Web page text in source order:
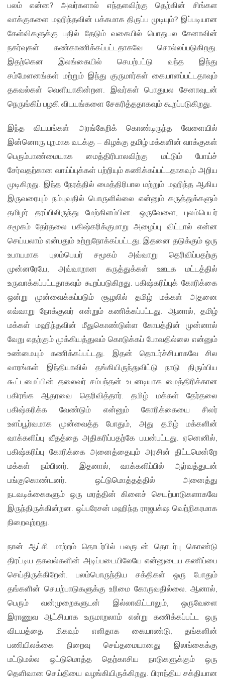
பலம் என்ன? அவர்களால் எந்தளவிற்கு தெற்கின் சிங்கள
வாக்குகளை மஹிந்தவின் பக்கமாக திருப்ப முடியும்? இப்படியான
கேள்விகளுக்கு பதில் தேடும் வகையில் பொதுபல சேனாவின்
நகர்வுகள் கண்காணிக்கப்பட்டதாகவே சொல்லப்படுகிறது.
இதற்கென இலங்கையில் செயற்பட்டு வந்த இந்து
சம்மேளனங்கள் மற்றும் இந்து குருமார்கள் கையாளப்பட்டதாவும்
தகவல்கள் வெளியாகின்றன. இவர்கள் பொதுபல சேனாவுடன்
நெருங்கிப் பழகி விடயங்களை சேகரித்ததாகவும் கூறப்படுகிறது.
இந்த விடயங்கள் அரங்கேறிக் கொண்டிருந்த வேளையில்
இன்னொரு புறமாக வடக்கு – கிழக்கு தமிழ் மக்களின் வாக்குகள்
பெரும்பாண்மையாக மைத்திரிபாலவிற்கு மட்டும் போய்ச்
சேர்வதற்கான வாய்ப்புக்கள் பற்றியும் கணிக்கப்பட்டதாகவும் அறிய
முடிகிறது. இந்த நேரத்தில் மைத்திரிபால மற்றும் மஹிந்த ஆகிய
இருவரையும் நம்புவதில் பொருளில்லை என்னும் கருத்துக்களும்
தமிழர் தரப்பிலிருந்து மேற்கிளம்பின. ஒருவேளை, புலம்பெயர்
சமூகம் தேர்தலை பகிஷ்கரிக்குமாறு அழைப்பு விட்டால் என்ன
செய்யலாம் என்பதும் உற்றுநோக்கப்பட்டது. இதனை தடுக்கும் ஒரு
உபாயமாக புலம்பெயர் சமூகம் அவ்வாறு தெரிவிப்பதற்கு
முன்னரேயே, அவ்வாறான கருத்துக்கள் ஊடக மட்டத்தில்
உருவாக்கப்பட்டதாகவும் கூறப்படுகிறது. பகிஷ்கரிப்புக் கோரிக்கை
ஒன்று முன்வைக்கப்படும் சூழலில் தமிழ் மக்கள் அதனை
எவ்வாறு நோக்குவர் என்றும் கணிக்கப்பட்டது. ஆனால், தமிழ்
மக்கள் மஹிந்தவின் மீதுகொண்டுள்ள கோபத்தின் முன்னால்
வேறு எதற்கும் முக்கியத்துவம் கொடுக்கப் போவதில்லை என்னும்
உண்மையும் கணிக்கப்பட்டது. இதன் தொடர்ச்சியாகவே சில
வாரங்கள் இந்தியாவில் தங்கியிருந்துவிட்டு நாடு திரும்பிய
கூட்டமைப்பின் தலைவர் சம்பந்தன் உடனடியாக மைத்திரிக்கான
பகிரங்க ஆதரவை தெரிவித்தார். தமிழ் மக்கள் தேர்தலை
பகிஷ்கரிக்க வேண்டும் என்னும் கோரிக்கையை சிலர்
உளப்பூர்வமாக முன்வைத்த போதும், அது தமிழ் மக்களின்
வாக்களிப்பு வீதத்தை அதிகரிப்பதற்கே பயன்பட்டது. ஏனெனில்,
பகிஷ்கரிப்பு கோரிக்கை அனைத்தையும் அரசின் திட்டமென்றே
மக்கள் நம்பினர். இதனால், வாக்களிப்பில் ஆர்வத்துடன்
பங்குகொண்டனர். ஒட்டுமொத்தத்தில் அனைத்து
நடவடிக்கைகளும் ஒரு மரத்தின் கிளைச் செயற்பாடுகளாகவே
இருந்திருக்கின்றன. ஒப்பரேசன் மஹிந்த ராஜபக்‌ஷ வெற்றிகரமாக
நிறைவுற்றது.
நான் ஆட்சி மாற்றம் தொடர்பில் பலருடன் தொடர்பு கொண்டு
திரட்டிய தகவல்களின் அடிப்படையிலேயே என்னுடைய கணிப்பை
செய்திருக்கிறேன். பலம்பொருந்திய சக்திகள் ஒரு போதும்
தங்களின் செயற்பாடுகளுக்கு உரிமை கோருவதில்லை. ஆனால்,
பெரும் வன்முறைகளுடன் இல்லாவிட்டாலும், ஒருவேளை
இராணுவ ஆட்சியாக உருமாறலாம் என்று கணிக்கப்பட்ட ஒரு
விடயத்தை மிகவும் எளிதாக கையாண்டு, தங்களின்
பணியிலக்கை நிறைவு செய்தமையானது இலங்கைக்கு
மட்டுமல்ல ஒட்டுமொத்த தெற்காசிய நாடுகளுக்கும் ஒரு
தெளிவான செய்தியை வழங்கியிருக்கிறது. பிராந்திய சக்தியான